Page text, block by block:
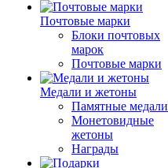
Почтовые марки
Блоки почтовых
марок
Почтовые марки
Медали и жетоны
Памятные медали
Монетовидные
жетоны
Награды